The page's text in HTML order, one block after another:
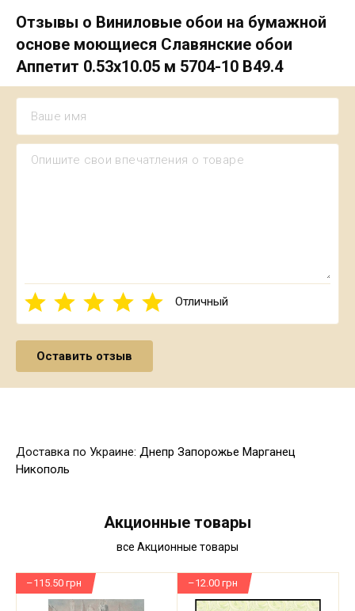
Отзывы о Виниловые обои на бумажной
основе моющиеся Славянские обои
Аппетит 0.53х10.05 м 5704-10 В49.4
Отличный
Доставка по Украине: Днепр Запорожье Марганец
Никополь
Акционные товары
все Акционные товары
–115.50 грн –12.00 грн